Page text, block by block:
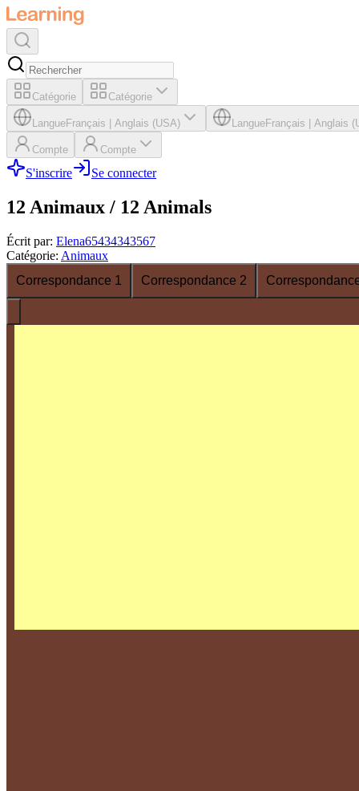
Catégorie Catégorie
LangueFrançais Anglais (USA) LangueFrançais Anglais
Compte Compte
S'inscrire Se connecter
12 Animaux / 12 Animals
Écrit par: Elena65434343567
Catégorie: Animaux
Correspondance 1
Correspondance 2